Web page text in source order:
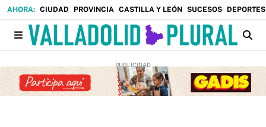
CIUDAD PROVINCIA CASTILLA Y LEÓN SUCESOS DEPORTES